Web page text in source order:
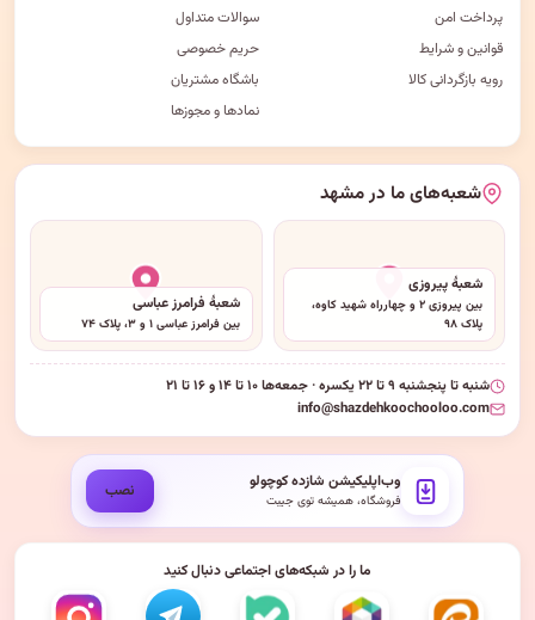
پرداخت امن
قوانین و شرایط
رویه بازگردانی کالا
سوالات متداول
حریم خصوصی
باشگاه مشتریان
نمادها و مجوزها
شعبه‌های ما در مشهد
شعبهٔ پیروزی
بین پیروزی ۲ و چهارراه شهید کاوه،
پلاک ۹۸
شعبهٔ فرامرز عباسی
بین فرامرز عباسی ۱ و ۳، پلاک ۷۴
شنبه تا پنجشنبه ۹ تا ۲۲ یکسره · جمعه‌ها ۱۰ تا ۱۴ و ۱۶ تا ۲۱
info@shazdehkoochooloo.com
وب‌اپلیکیشن شازده کوچولو
فروشگاه، همیشه توی جیبت نصب
ما را در شبکه‌های اجتماعی دنبال کنید